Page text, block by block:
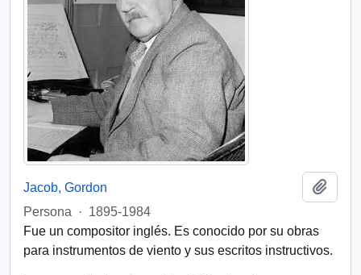
Jacob, Gordon
Persona
· 1895-1984
Fue un compositor inglés. Es conocido por su obras
para instrumentos de viento y sus escritos instructivos.